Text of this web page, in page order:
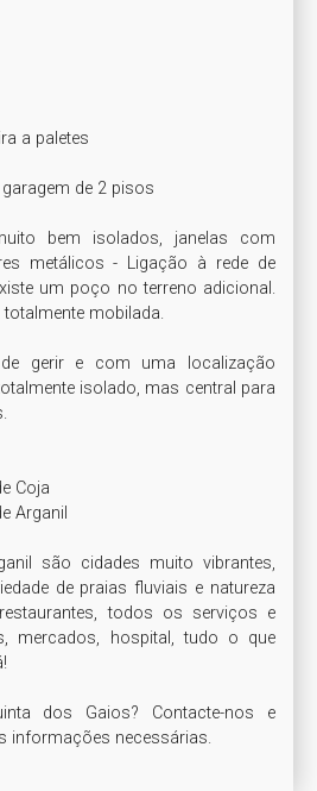
a paletes
de 2 pisos
bem isolados, janelas com
metálicos - Ligação à rede de
um poço no terreno adicional.
mobilada.
gerir e com uma localização
isolado, mas central para
Coja
Arganil
são cidades muito vibrantes,
de praias fluviais e natureza
todos os serviços e
mercados, hospital, tudo o que
dos Gaios? Contacte-nos e
informações necessárias.